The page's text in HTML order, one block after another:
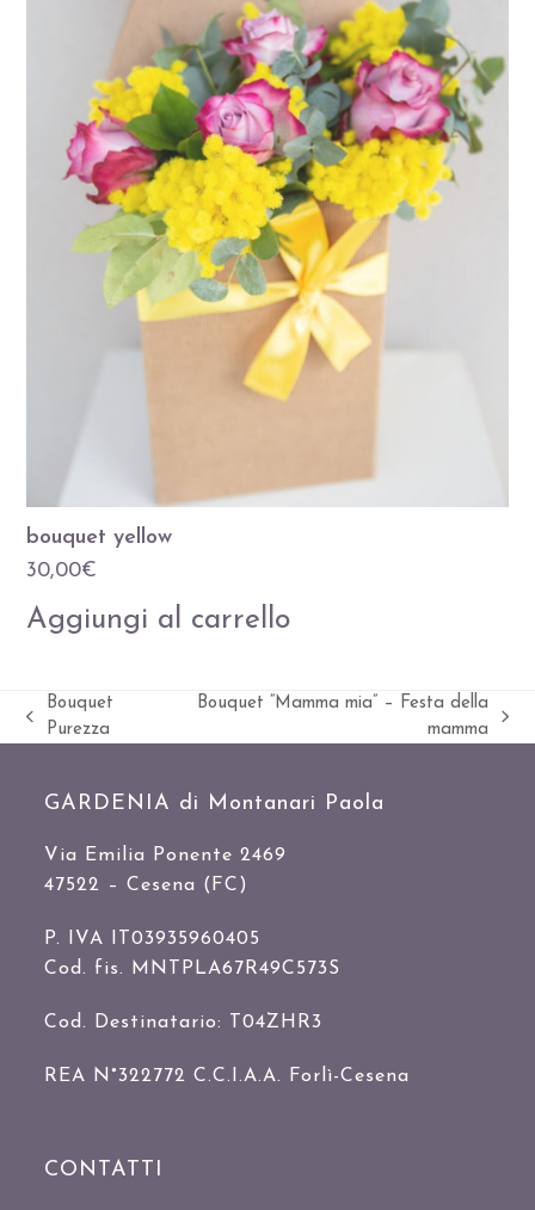
bouquet yellow
30,00€
Aggiungi al carrello
Slide
Bouquet
Purezza
Bouquet “Mamma mia” – Festa della
mamma
GARDENIA di Montanari Paola
Via Emilia Ponente 2469
47522 – Cesena (FC)
P. IVA IT03935960405
Cod. fis. MNTPLA67R49C573S
Cod. Destinatario: T04ZHR3
REA N°322772 C.C.I.A.A. Forlì-Cesena
CONTATTI